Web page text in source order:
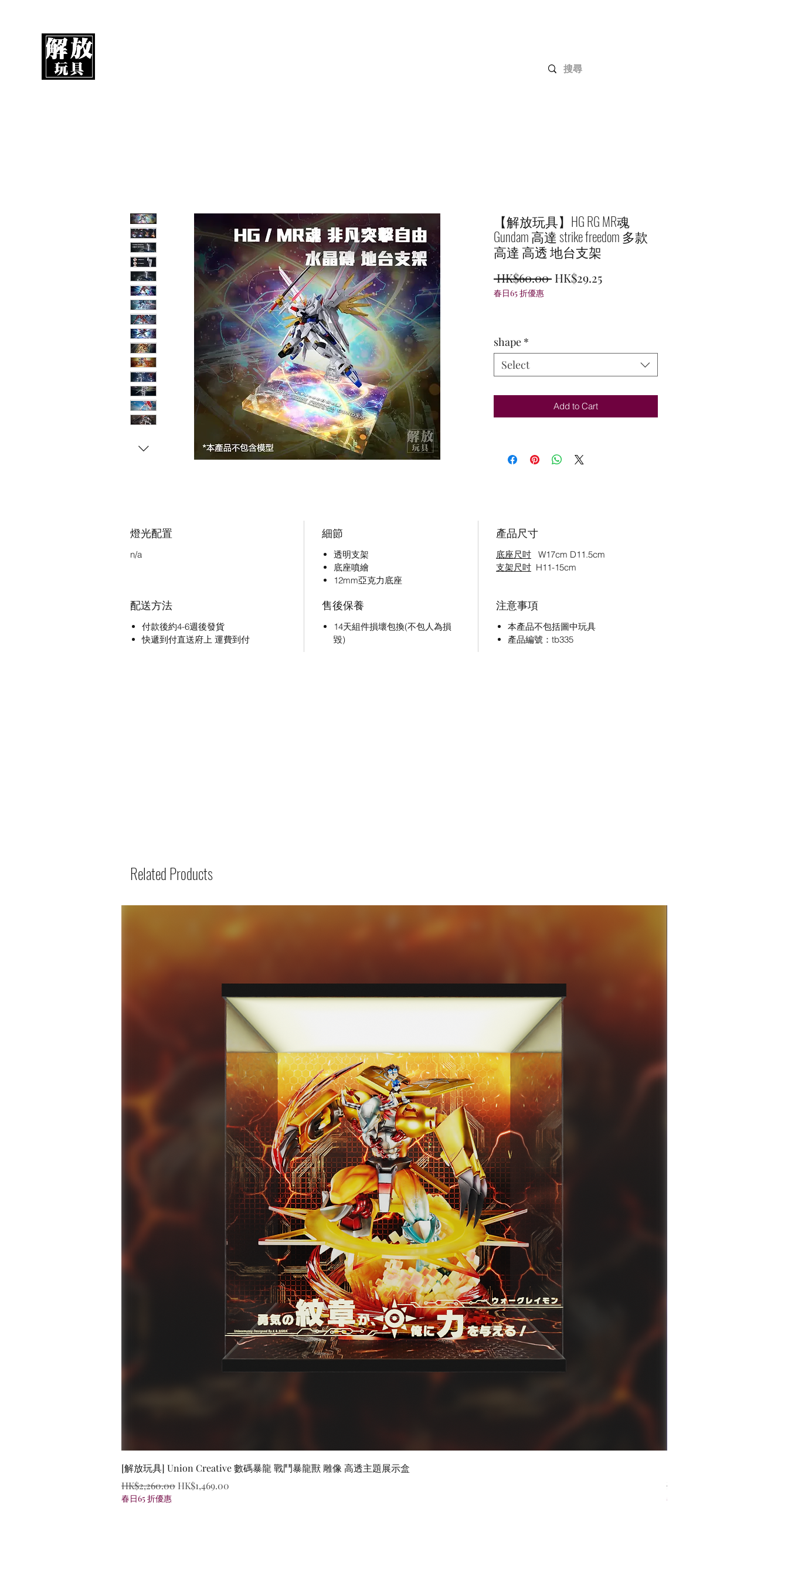
【解放玩具】HG RG MR魂
Gundam 高達 strike freedom 多款
高達 高透 地台支架
HK$60.00 Regular
HK$29.25Sale
春日65 折優惠
shape *
Select
Add to Cart
燈光配置
n/a
細節
透明支架
底座噴繪
12mm亞克力底座
產品尺寸
底座尺吋 W17cm D11.5cm
支架尺吋 H11-15cm
配送方法
付款後約4-6週後發貨
快遞到付直送府上 運費到付
售後保養
14天組件損壞包換(不包人為損
毀)
注意事項
本產品不包括圖中玩具
產品編號：tb335
Related Products
Quick View
[解放玩具] Union Creative 數碼暴龍 戰鬥暴龍獸 雕像 高透主題展示盒
Regular Price
HK$2,260.00 Sale Price
HK$1,469.00
春日65 折優惠
Regular Price
HK$759.00
春日65 折優惠